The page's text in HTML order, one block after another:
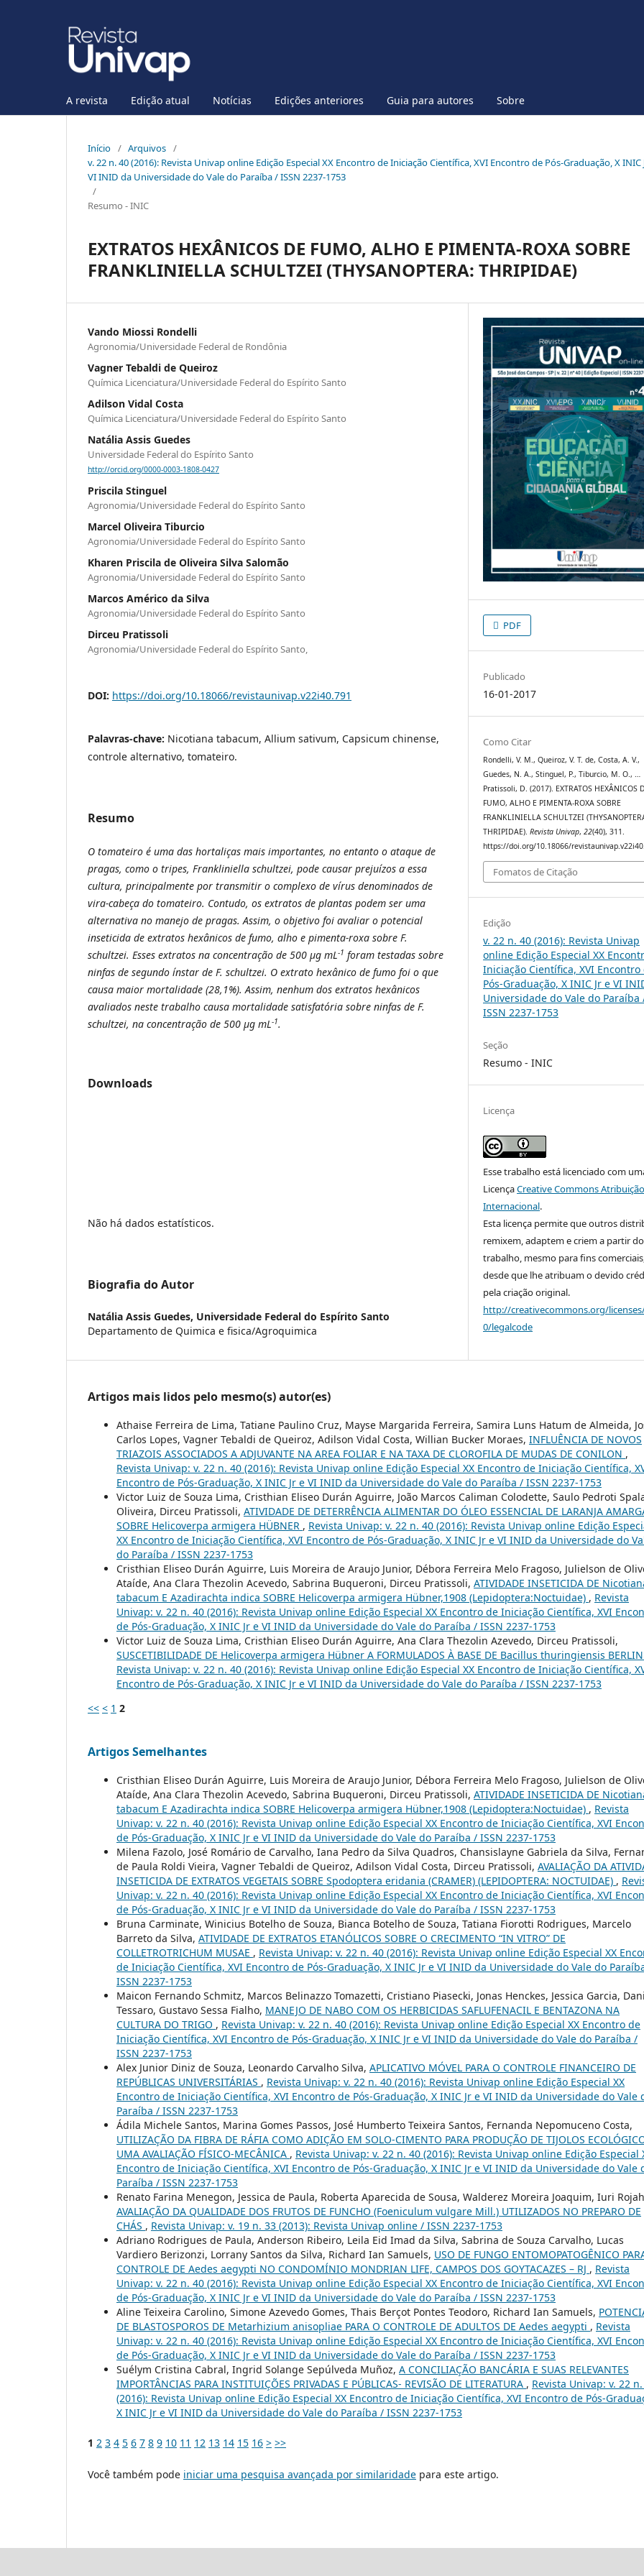
A revista Edição atual Notícias Edições anteriores Guia para autores Sobre
Início / Arquivos /
v. 22 n. 40 (2016): Revista Univap online Edição Especial XX Encontro de Iniciação Científica, XVI Encontro de Pós-Graduação, X INIC
VI INID da Universidade do Vale do Paraíba / ISSN 2237-1753
/
Resumo - INIC
EXTRATOS HEXÂNICOS DE FUMO, ALHO E PIMENTA-ROXA SOBRE
FRANKLINIELLA SCHULTZEI (THYSANOPTERA: THRIPIDAE)
Vando Miossi Rondelli
Agronomia/Universidade Federal de Rondônia
Vagner Tebaldi de Queiroz
Química Licenciatura/Universidade Federal do Espírito Santo
Adilson Vidal Costa
Química Licenciatura/Universidade Federal do Espírito Santo
Natália Assis Guedes
Universidade Federal do Espírito Santo
http://orcid.org/0000-0003-1808-0427
Priscila Stinguel
Agronomia/Universidade Federal do Espírito Santo
Marcel Oliveira Tiburcio
Agronomia/Universidade Federal do Espírito Santo
Kharen Priscila de Oliveira Silva Salomão
Agronomia/Universidade Federal do Espírito Santo
Marcos Américo da Silva
Agronomia/Universidade Federal do Espírito Santo
Dirceu Pratissoli
Agronomia/Universidade Federal do Espírito Santo,
DOI: https://doi.org/10.18066/revistaunivap.v22i40.791
Palavras-chave: Nicotiana tabacum, Allium sativum, Capsicum chinense,
controle alternativo, tomateiro.
Resumo
O tomateiro é uma das hortaliças mais importantes, no entanto o ataque de
pragas, como o tripes, Frankliniella schultzei, pode causar prejuízos a essa
cultura, principalmente por transmitir o complexo de vírus denominados de
vira-cabeça do tomateiro. Contudo, os extratos de plantas podem ser uma
alternativa no manejo de pragas. Assim, o objetivo foi avaliar o potencial
inseticida de extratos hexânicos de fumo, alho e pimenta-roxa sobre F.
schultzei. Esses extratos na concentração de 500 µg mL-1 foram testadas sobre
ninfas de segundo ínstar de F. schultzei. O extrato hexânico de fumo foi o que
causa maior mortalidade (28,1%). Assim, nenhum dos extratos hexânicos
avaliados neste trabalho causa mortalidade satisfatória sobre ninfas de F.
schultzei, na concentração de 500 µg mL-1.
Downloads
Não há dados estatísticos.
Biografia do Autor
Natália Assis Guedes, Universidade Federal do Espírito Santo
Departamento de Quimica e fisica/Agroquimica
PDF
Publicado
16-01-2017
Como Citar
Rondelli, V. M., Queiroz, V. T. de, Costa, A. V.,
Guedes, N. A., Stinguel, P., Tiburcio, M. O., …
Pratissoli, D. (2017). EXTRATOS HEXÂNICOS
FUMO, ALHO E PIMENTA-ROXA SOBRE
FRANKLINIELLA SCHULTZEI
THRIPIDAE).Revista Univap,22(40), 311.
https://doi.org/10.18066/
Fomatos de Citação
Edição
v. 22 n. 40 (2016): Revista Univap
online Edição Especial XX
Iniciação Científica, XVI Encontro
Pós-Graduação, X INIC Jr e VI
Universidade do Vale do Paraíba
ISSN 2237-1753
Seção
Resumo - INIC
Licença
Esse trabalho está licenciado com
LicençaCreative Commons
Internacional.
Esta licença permite que outros
remixem, adaptem e criem a partir
trabalho, mesmo para fins
desde que lhe atribuam o devido
pela criação original.
http://creativecommons.org/
0/legalcode
Artigos mais lidos pelo mesmo(s) autor(es)
Athaise Ferreira de Lima, Tatiane Paulino Cruz, Mayse Margarida Ferreira, Samira Luns Hatum de Almeida,
Carlos Lopes, Vagner Tebaldi de Queiroz, Adilson Vidal Costa, Willian Bucker Moraes, INFLUÊNCIA DE NOVOS
TRIAZOIS ASSOCIADOS A ADJUVANTE NA AREA FOLIAR E NA TAXA DE CLOROFILA DE MUDAS DE CONILON ,
Revista Univap: v. 22 n. 40 (2016): Revista Univap online Edição Especial XX Encontro de Iniciação Científica,
Encontro de Pós-Graduação, X INIC Jr e VI INID da Universidade do Vale do Paraíba / ISSN 2237-1753
Victor Luiz de Souza Lima, Cristhian Eliseo Durán Aguirre, João Marcos Caliman Colodette, Saulo Pedroti
Oliveira, Dirceu Pratissoli, ATIVIDADE DE DETERRÊNCIA ALIMENTAR DO ÓLEO ESSENCIAL DE LARANJA
SOBRE Helicoverpa armigera HÜBNER , Revista Univap: v. 22 n. 40 (2016): Revista Univap online Edição
XX Encontro de Iniciação Científica, XVI Encontro de Pós-Graduação, X INIC Jr e VI INID da Universidade do
do Paraíba / ISSN 2237-1753
Cristhian Eliseo Durán Aguirre, Luis Moreira de Araujo Junior, Débora Ferreira Melo Fragoso, Julielson de
Ataíde, Ana Clara Thezolin Acevedo, Sabrina Buqueroni, Dirceu Pratissoli, ATIVIDADE INSETICIDA DE
tabacum E Azadirachta indica SOBRE Helicoverpa armigera Hübner,1908 (Lepidoptera:Noctuidae) , Revista
Univap: v. 22 n. 40 (2016): Revista Univap online Edição Especial XX Encontro de Iniciação Científica, XVI
de Pós-Graduação, X INIC Jr e VI INID da Universidade do Vale do Paraíba / ISSN 2237-1753
Victor Luiz de Souza Lima, Cristhian Eliseo Durán Aguirre, Ana Clara Thezolin Azevedo, Dirceu Pratissoli,
SUSCETIBILIDADE DE Helicoverpa armigera Hübner A FORMULADOS À BASE DE Bacillus thuringiensis
Revista Univap: v. 22 n. 40 (2016): Revista Univap online Edição Especial XX Encontro de Iniciação Científica,
Encontro de Pós-Graduação, X INIC Jr e VI INID da Universidade do Vale do Paraíba / ISSN 2237-1753
<< < 1 2
Artigos Semelhantes
Cristhian Eliseo Durán Aguirre, Luis Moreira de Araujo Junior, Débora Ferreira Melo Fragoso, Julielson de
Ataíde, Ana Clara Thezolin Acevedo, Sabrina Buqueroni, Dirceu Pratissoli, ATIVIDADE INSETICIDA DE
tabacum E Azadirachta indica SOBRE Helicoverpa armigera Hübner,1908 (Lepidoptera:Noctuidae) , Revista
Univap: v. 22 n. 40 (2016): Revista Univap online Edição Especial XX Encontro de Iniciação Científica, XVI
de Pós-Graduação, X INIC Jr e VI INID da Universidade do Vale do Paraíba / ISSN 2237-1753
Milena Fazolo, José Romário de Carvalho, Iana Pedro da Silva Quadros, Chansislayne Gabriela da Silva,
de Paula Roldi Vieira, Vagner Tebaldi de Queiroz, Adilson Vidal Costa, Dirceu Pratissoli, AVALIAÇÃO DA
INSETICIDA DE EXTRATOS VEGETAIS SOBRE Spodoptera eridania (CRAMER) (LEPIDOPTERA: NOCTUIDAE) ,
Univap: v. 22 n. 40 (2016): Revista Univap online Edição Especial XX Encontro de Iniciação Científica, XVI
de Pós-Graduação, X INIC Jr e VI INID da Universidade do Vale do Paraíba / ISSN 2237-1753
Bruna Carminate, Winicius Botelho de Souza, Bianca Botelho de Souza, Tatiana Fiorotti Rodrigues, Marcelo
Barreto da Silva, ATIVIDADE DE EXTRATOS ETANÓLICOS SOBRE O CRECIMENTO “IN VITRO” DE
COLLETROTRICHUM MUSAE , Revista Univap: v. 22 n. 40 (2016): Revista Univap online Edição Especial XX
de Iniciação Científica, XVI Encontro de Pós-Graduação, X INIC Jr e VI INID da Universidade do Vale do
ISSN 2237-1753
Maicon Fernando Schmitz, Marcos Belinazzo Tomazetti, Cristiano Piasecki, Jonas Henckes, Jessica Garcia,
Tessaro, Gustavo Sessa Fialho, MANEJO DE NABO COM OS HERBICIDAS SAFLUFENACIL E BENTAZONA NA
CULTURA DO TRIGO , Revista Univap: v. 22 n. 40 (2016): Revista Univap online Edição Especial XX Encontro de
Iniciação Científica, XVI Encontro de Pós-Graduação, X INIC Jr e VI INID da Universidade do Vale do Paraíba /
ISSN 2237-1753
Alex Junior Diniz de Souza, Leonardo Carvalho Silva, APLICATIVO MÓVEL PARA O CONTROLE FINANCEIRO DE
REPÚBLICAS UNIVERSITÁRIAS , Revista Univap: v. 22 n. 40 (2016): Revista Univap online Edição Especial XX
Encontro de Iniciação Científica, XVI Encontro de Pós-Graduação, X INIC Jr e VI INID da Universidade do Vale
Paraíba / ISSN 2237-1753
Ádila Michele Santos, Marina Gomes Passos, José Humberto Teixeira Santos, Fernanda Nepomuceno Costa,
UTILIZAÇÃO DA FIBRA DE RÁFIA COMO ADIÇÃO EM SOLO-CIMENTO PARA PRODUÇÃO DE TIJOLOS
UMA AVALIAÇÃO FÍSICO-MECÂNICA , Revista Univap: v. 22 n. 40 (2016): Revista Univap online Edição Especial
Encontro de Iniciação Científica, XVI Encontro de Pós-Graduação, X INIC Jr e VI INID da Universidade do Vale
Paraíba / ISSN 2237-1753
Renato Farina Menegon, Jessica de Paula, Roberta Aparecida de Sousa, Walderez Moreira Joaquim, Iuri
AVALIAÇÃO DA QUALIDADE DOS FRUTOS DE FUNCHO (Foeniculum vulgare Mill.) UTILIZADOS NO PREPARO DE
CHÁS , Revista Univap: v. 19 n. 33 (2013): Revista Univap online / ISSN 2237-1753
Adriano Rodrigues de Paula, Anderson Ribeiro, Leila Eid Imad da Silva, Sabrina de Souza Carvalho, Lucas
Vardiero Berizonzi, Lorrany Santos da Silva, Richard Ian Samuels, USO DE FUNGO ENTOMOPATOGÊNICO
CONTROLE DE Aedes aegypti NO CONDOMÍNIO MONDRIAN LIFE, CAMPOS DOS GOYTACAZES – RJ , Revista
Univap: v. 22 n. 40 (2016): Revista Univap online Edição Especial XX Encontro de Iniciação Científica, XVI
de Pós-Graduação, X INIC Jr e VI INID da Universidade do Vale do Paraíba / ISSN 2237-1753
Aline Teixeira Carolino, Simone Azevedo Gomes, Thais Berçot Pontes Teodoro, Richard Ian Samuels,
DE BLASTOSPOROS DE Metarhizium anisopliae PARA O CONTROLE DE ADULTOS DE Aedes aegypti , Revista
Univap: v. 22 n. 40 (2016): Revista Univap online Edição Especial XX Encontro de Iniciação Científica, XVI
de Pós-Graduação, X INIC Jr e VI INID da Universidade do Vale do Paraíba / ISSN 2237-1753
Suélym Cristina Cabral, Ingrid Solange Sepúlveda Muñoz, A CONCILIAÇÃO BANCÁRIA E SUAS RELEVANTES
IMPORTÂNCIAS PARA INSTITUIÇÕES PRIVADAS E PÚBLICAS- REVISÃO DE LITERATURA , Revista Univap: v. 22
(2016): Revista Univap online Edição Especial XX Encontro de Iniciação Científica, XVI Encontro de Pós-
X INIC Jr e VI INID da Universidade do Vale do Paraíba / ISSN 2237-1753
1 2 3 4 5 6 7 8 9 10 11 12 13 14 15 16 > >>
Você também pode iniciar uma pesquisa avançada por similaridade para este artigo.